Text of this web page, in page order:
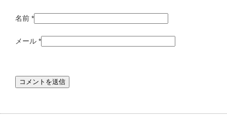
名前 *
メール *